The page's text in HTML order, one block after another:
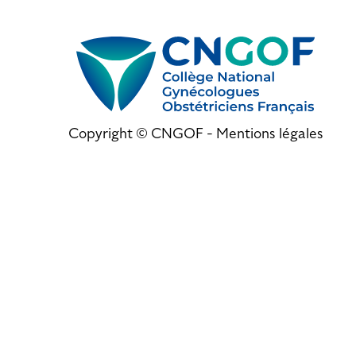
Copyright © CNGOF - Mentions légales